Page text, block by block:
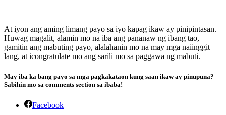
At iyon ang aming limang payo sa iyo kapag ikaw ay pinipintasan.
Huwag magalit, alamin mo na iba ang pananaw ng ibang tao,
gamitin ang mabuting payo, alalahanin mo na may mga naiinggit
lang, at icongratulate mo ang sarili mo sa paggawa ng mabuti.
May iba ka bang payo sa mga pagkakataon kung saan ikaw ay pinupuna?
Sabihin mo sa comments section sa ibaba!
Facebook